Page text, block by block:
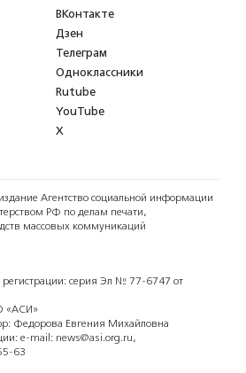
ВКонтакте
Дзен
Телеграм
Одноклассники
Rutube
YouTube
X
Агентство социальной информации
РФ по делам печати,
массовых коммуникаций
регистрации: серия Эл № 77-6747 от
«АСИ»
Федорова Евгения Михайловна
e-mail: news@asi.org.ru,
63